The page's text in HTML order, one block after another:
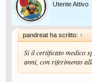
Utente Attivo
pandreat ha scritto: ↑
Si il certificato medico
anni, con riferimento